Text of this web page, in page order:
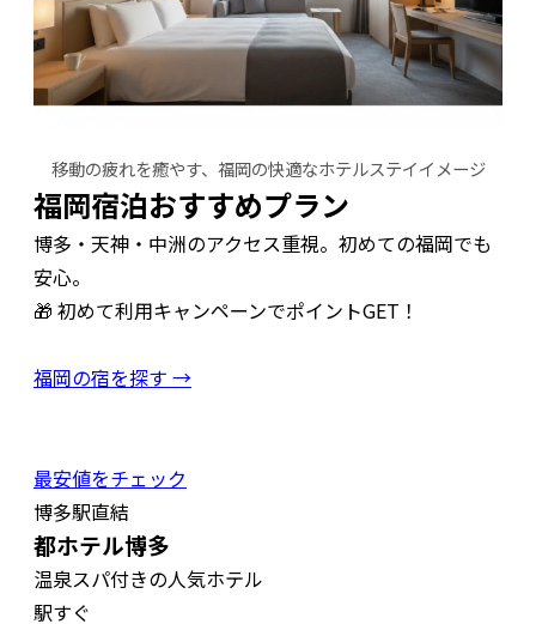
移動の疲れを癒やす、福岡の快適なホテルステイイメージ
福岡宿泊おすすめプラン
博多・天神・中洲のアクセス重視。初めての福岡でも
安心。
🎁 初めて利用キャンペーンでポイントGET！
福岡の宿を探す →
最安値をチェック
博多駅直結
都ホテル博多
温泉スパ付きの人気ホテル
駅すぐ